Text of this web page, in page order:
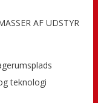
AF UDSTYR
teknologi